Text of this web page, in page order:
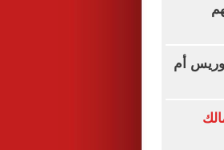
أم